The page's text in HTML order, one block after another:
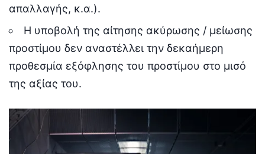
απαλλαγής, κ.α.).
Η υποβολή της αίτησης ακύρωσης / μείωσης
προστίμου δεν αναστέλλει την δεκαήμερη
προθεσμία εξόφλησης του προστίμου στο μισό
της αξίας του.